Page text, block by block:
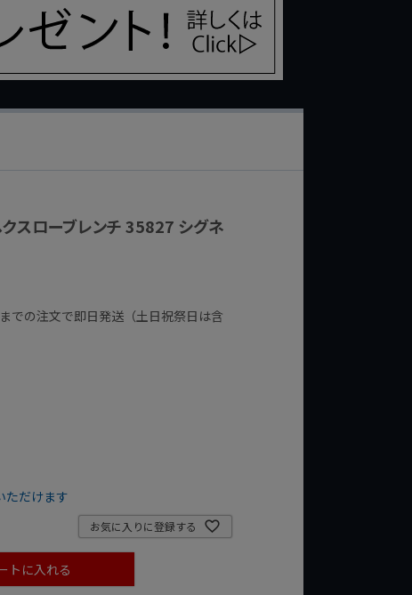
スローブレンチ 35827 シグネ
での注文で即日発送（土日祝祭日は含
ただけます
お気に入りに登録する
トに入れる